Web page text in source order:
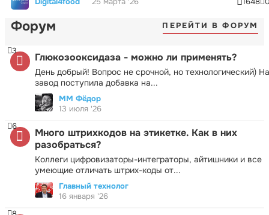
Форум ПЕРЕЙТИ В ФОРУМ
Глюкозооксидаза - можно ли применять?
День добрый! Вопрос не срочной, но технологический) На
завод поступила добавка на...
3
ММ Фёдор
13 июля '26
Много штрихкодов на этикетке. Как в них
разобраться?
Коллеги цифровизаторы-интеграторы, айтишники и все
умеющие отличать штрих-коды от...
6
Главный технолог
16 января '26